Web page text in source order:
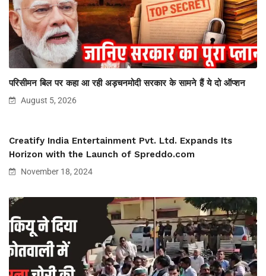
परिसीमन बिल पर कहा आ रही अड़चनमोदी सरकार के सामने हैं ये दो ऑप्शन
August 5, 2026
Creatify India Entertainment Pvt. Ltd. Expands Its
Horizon with the Launch of Spreddo.com
November 18, 2024